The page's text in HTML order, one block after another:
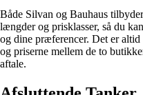
Både Silvan og Bauhaus
længder og prisklasser, så du
og dine præferencer. Det er altid
og priserne mellem de to
aftale.